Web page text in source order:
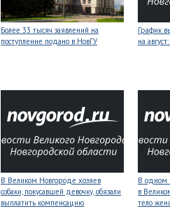
Более 33 тысяч заявлений на
поступление подано в НовГУ
График
на
В Великом Новгороде хозяев
собаки, покусавшей девочку, обязали
выплатить компенсацию
В одном
в
тело